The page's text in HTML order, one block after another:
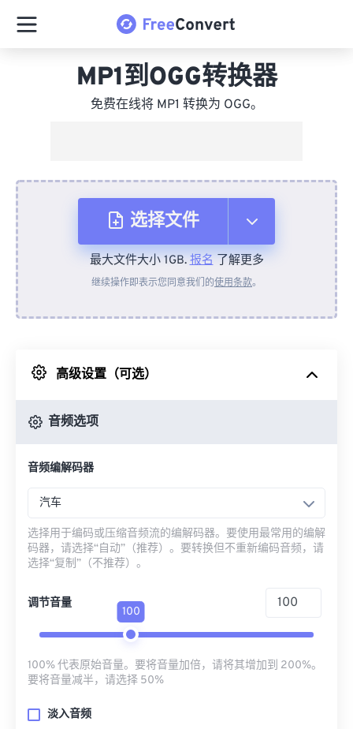
MP1到OGG转换器
免费在线将 MP1 转换为 OGG。
选择文件
从设备
来自 Google Drive
最大文件大小 1GB.报名了解更多
继续操作即表示您同意我们的使用条款。
高级设置（可选）
音频选项
音频编解码器
汽车
选择用于编码或压缩音频流的编解码器。要使用最常用的编解
码器，请选择“自动”（推荐）。要转换但不重新编码音频，请
选择“复制”（不推荐）。
调节音量
100
100% 代表原始音量。要将音量加倍，请将其增加到 200%。
要将音量减半，请选择 50%
淡入音频